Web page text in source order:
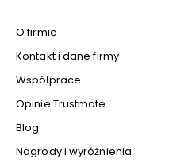
O firmie
Kontakt i dane firmy
Współprace
Opinie Trustmate
Blog
Nagrody i wyróżnienia